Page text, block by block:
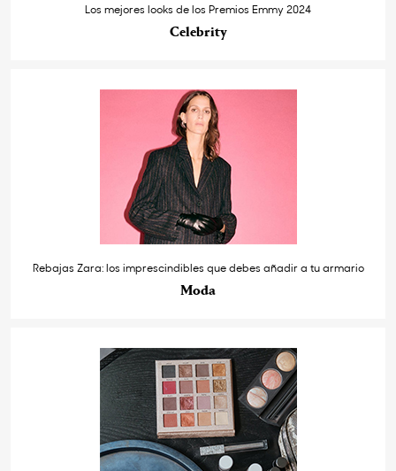
Los mejores looks de los Premios Emmy 2024
Celebrity
Rebajas Zara: los imprescindibles que debes añadir a tu armario
Moda